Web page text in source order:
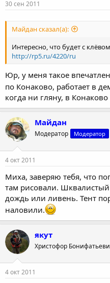
30 сен 2011
Майдан сказал(а):
Интересно, что будет с
http://rp5.ru/4220/ru
Юр, у меня такое
по Конаково, работает в
когда ни гляну, в
Майдан
Модератор Модератор
4 окт 2011
Миха, заверяю тебя, что
там рисовали.
дождь или ливень. Тент
наловили.
якут
Христофор
4 окт 2011